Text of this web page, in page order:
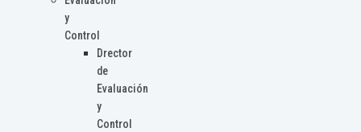
y
Control
Drector
de
Evaluación
y
Control